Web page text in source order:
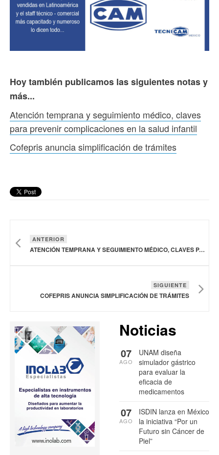
Hoy también publicamos las siguientes notas y
más...
Atención temprana y seguimiento médico, claves
para prevenir complicaciones en la salud infantil
Cofepris anuncia simplificación de trámites
ANTERIOR
ATENCIÓN TEMPRANA Y SEGUIMIENTO MÉDICO, CLAVES PARA PREVENIR COMPLICACIONES EN LA SALUD INFANTIL
SIGUIENTE
COFEPRIS ANUNCIA SIMPLIFICACIÓN DE TRÁMITES
Noticias
UNAM diseña
simulador gástrico
para evaluar la
eficacia de
medicamentos
07
AGO
ISDIN lanza en México
la iniciativa “Por un
Futuro sin Cáncer de
Piel”
07
AGO